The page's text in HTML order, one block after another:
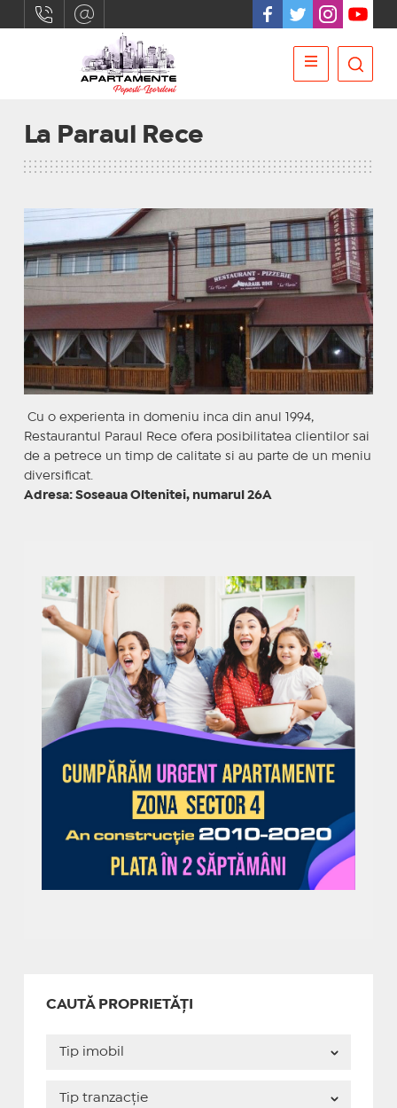
La Paraul Rece
Cu o experienta in domeniu inca din anul 1994,
Restaurantul Paraul Rece ofera posibilitatea clientilor sai
de a petrece un timp de calitate si au parte de un meniu
diversificat.
Adresa: Soseaua Oltenitei, numarul 26A
CAUTĂ PROPRIETĂȚI